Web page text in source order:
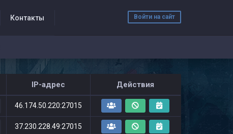
Войти на сайт
Контакты
IP-адрес Действия
46.174.50.220:27015
37.230.228.49:27015